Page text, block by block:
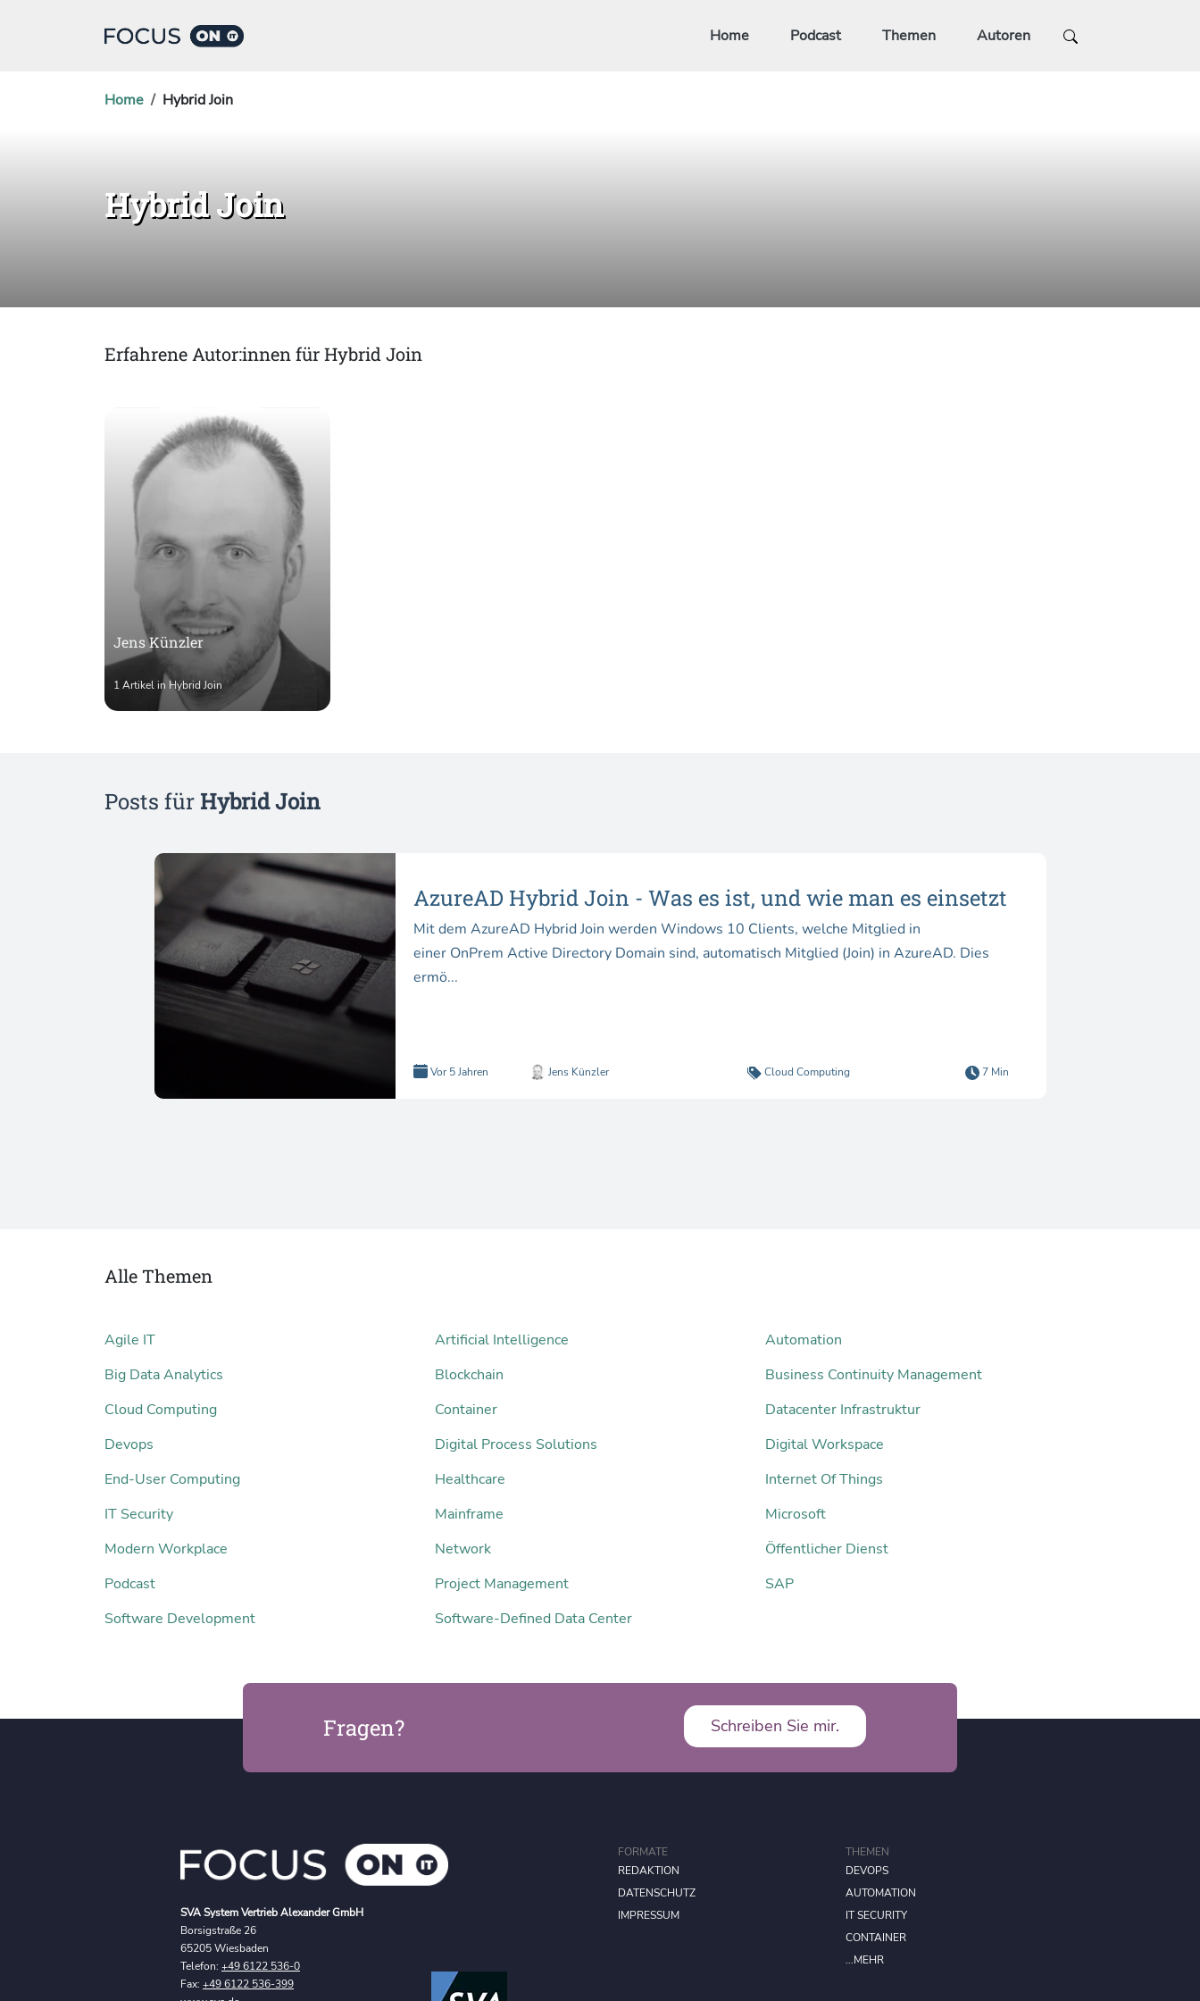
Home Podcast Themen Autoren
Home Hybrid Join
Hybrid Join
Erfahrene Autor:innen für Hybrid Join
Jens Künzler
1 Artikel in Hybrid Join
Posts für Hybrid Join
AzureAD Hybrid Join - Was es ist, und wie man es einsetzt
Mit dem AzureAD Hybrid Join werden Windows 10 Clients, welche Mitglied in
einer OnPrem Active Directory Domain sind, automatisch Mitglied (Join) in AzureAD. Dies
ermö...
Vor 5 Jahren Jens Künzler Cloud Computing 7 Min
Alle Themen
Agile IT Artificial Intelligence
Automation
Big Data Analytics
Blockchain
Business Continuity Management
Cloud Computing
Container
Datacenter Infrastruktur
Devops
Digital Process Solutions
Digital Workspace
End-User Computing
Healthcare
Internet Of Things
IT Security
Mainframe
Microsoft
Modern Workplace
Network
Öffentlicher Dienst
Podcast
Project Management
SAP
Software Development
Software-Defined Data Center
Fragen? Schreiben Sie mir.
SVA System Vertrieb Alexander GmbH
Borsigstraße 26
65205 Wiesbaden
Telefon: +49 6122 536-0
Fax: +49 6122 536-399
FORMATE
REDAKTION
DATENSCHUTZ
IMPRESSUM
THEMEN
DEVOPS
AUTOMATION
IT SECURITY
CONTAINER
...MEHR